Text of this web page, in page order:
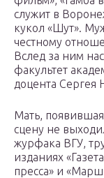
служит в
кукол «Шут».
честному
Вслед за ним
факультет
доцента Сергея
Мать,
сцену не
журфака ВГУ,
изданиях
пресса» и